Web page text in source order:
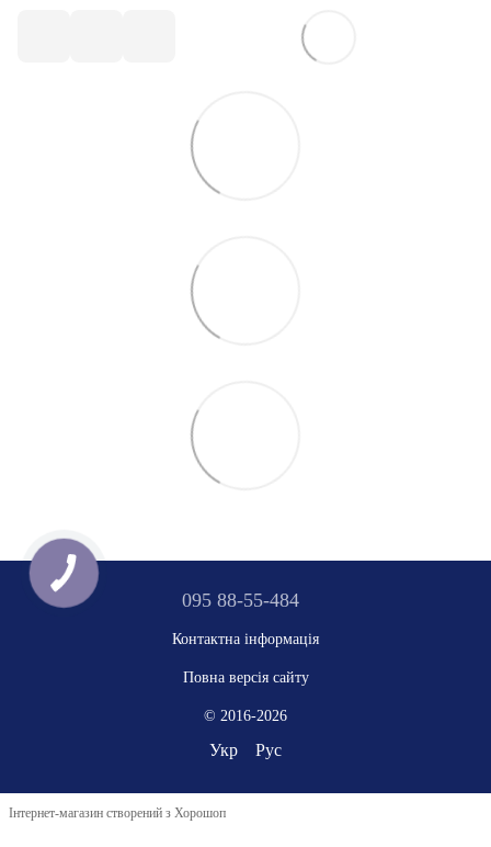
095 88-55-484
Контактна інформація
Повна версія сайту
© 2016-2026
Укр Рус
Інтернет-магазин створений з Хорошоп